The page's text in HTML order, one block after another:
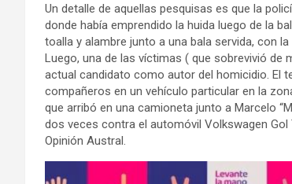
Un detalle de aquellas pesquisas es que la
donde había emprendido la huida luego de la
toalla y alambre junto a una bala servida, con
Luego, una de las víctimas ( que sobrevivió de
actual candidato como autor del homicidio. El
compañeros en un vehículo particular en la
que arribó en una camioneta junto a Marcelo
dos veces contra el automóvil Volkswagen
Opinión Austral.